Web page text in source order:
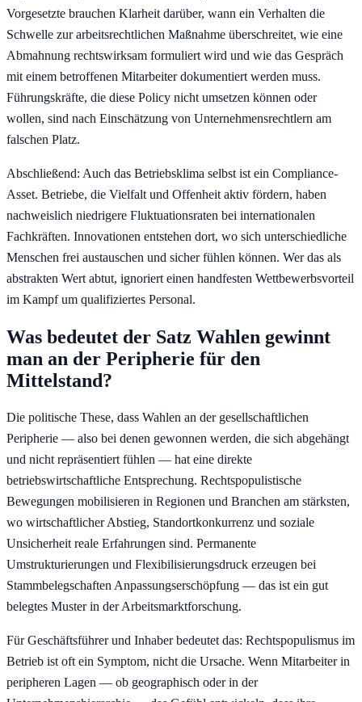
Vorgesetzte brauchen Klarheit darüber, wann ein Verhalten die
Schwelle zur arbeitsrechtlichen Maßnahme überschreitet, wie eine
Abmahnung rechtswirksam formuliert wird und wie das Gespräch
mit einem betroffenen Mitarbeiter dokumentiert werden muss.
Führungskräfte, die diese Policy nicht umsetzen können oder
wollen, sind nach Einschätzung von Unternehmensrechtlern am
falschen Platz.
Abschließend: Auch das Betriebsklima selbst ist ein Compliance-
Asset. Betriebe, die Vielfalt und Offenheit aktiv fördern, haben
nachweislich niedrigere Fluktuationsraten bei internationalen
Fachkräften. Innovationen entstehen dort, wo sich unterschiedliche
Menschen frei austauschen und sicher fühlen können. Wer das als
abstrakten Wert abtut, ignoriert einen handfesten Wettbewerbsvorteil
im Kampf um qualifiziertes Personal.
Was bedeutet der Satz Wahlen gewinnt
man an der Peripherie für den
Mittelstand?
Die politische These, dass Wahlen an der gesellschaftlichen
Peripherie — also bei denen gewonnen werden, die sich abgehängt
und nicht repräsentiert fühlen — hat eine direkte
betriebswirtschaftliche Entsprechung. Rechtspopulistische
Bewegungen mobilisieren in Regionen und Branchen am stärksten,
wo wirtschaftlicher Abstieg, Standortkonkurrenz und soziale
Unsicherheit reale Erfahrungen sind. Permanente
Umstrukturierungen und Flexibilisierungsdruck erzeugen bei
Stammbelegschaften Anpassungserschöpfung — das ist ein gut
belegtes Muster in der Arbeitsmarktforschung.
Für Geschäftsführer und Inhaber bedeutet das: Rechtspopulismus im
Betrieb ist oft ein Symptom, nicht die Ursache. Wenn Mitarbeiter in
peripheren Lagen — ob geographisch oder in der